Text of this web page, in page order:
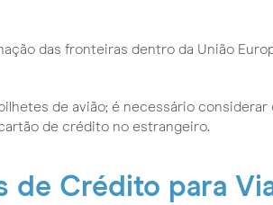
das fronteiras dentro da União
de avião; é necessário considerar
de crédito no estrangeiro.
de Crédito para